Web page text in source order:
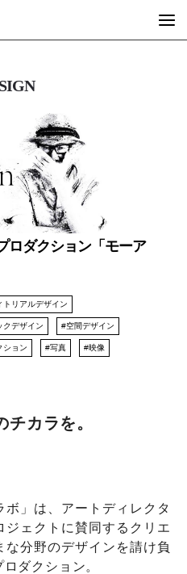
ロダクション「モーア
トリアルデザイン
クデザイン 空間デザイン
ション 写真 映像
カラを。
ボ」は、アートディレクタ
ジェクトに賛同するクリエ
分野のデザインを請け負
ダクション。